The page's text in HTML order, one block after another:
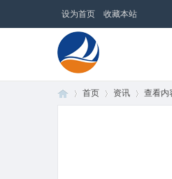
设为首页 收藏本站
18国际商贸网
首页 资讯 查看内